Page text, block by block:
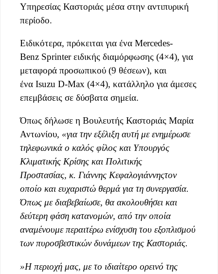
Υπηρεσίας Καστοριάς μέσα στην αντιπυρική
περίοδο.
Ειδικότερα, πρόκειται για ένα Mercedes-
Benz Sprinter ειδικής διαμόρφωσης (4×4), για
μεταφορά προσωπικού (9 θέσεων), και
ένα Isuzu D-Max (4×4), κατάλληλο για άμεσες
επεμβάσεις σε δύσβατα σημεία.
Όπως δήλωσε η Βουλευτής Καστοριάς Μαρία
Αντωνίου, «για την εξέλιξη αυτή με ενημέρωσε
τηλεφωνικά ο καλός φίλος και Υπουργός
Κλιματικής Κρίσης και Πολιτικής
Προστασίας, κ. Γιάννης Κεφαλογιάννηςτον
οποίο και ευχαριστώ θερμά για τη συνεργασία.
Όπως με διαβεβαίωσε, θα ακολουθήσει και
δεύτερη φάση κατανομών, από την οποία
αναμένουμε περαιτέρω ενίσχυση του εξοπλισμού
των πυροσβεστικών δυνάμεων της Καστοριάς.
»Η περιοχή μας, με το ιδιαίτερο ορεινό της